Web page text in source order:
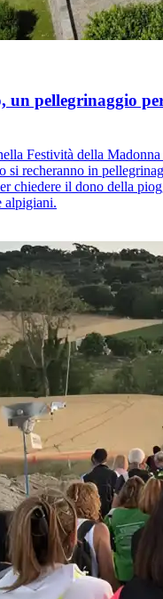
un pellegrinaggio
Festività della
si recheranno in
chiedere il dono della
alpigiani.